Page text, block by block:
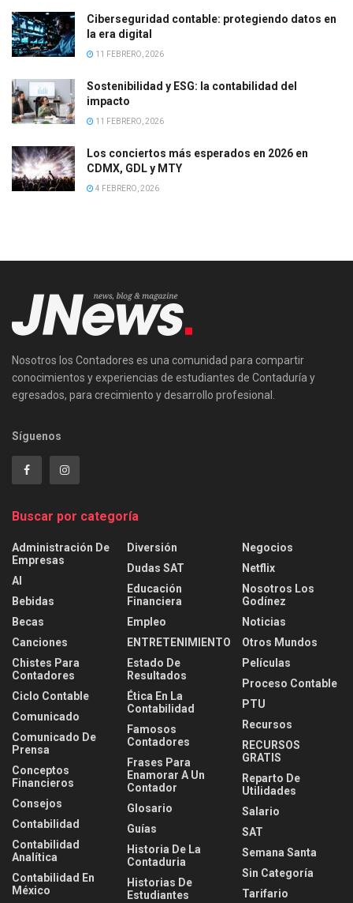
Ciberseguridad contable: protegiendo datos en
la era digital
11 FEBRERO, 2026
Sostenibilidad y ESG: la contabilidad del
impacto
11 FEBRERO, 2026
Los conciertos más esperados en 2026 en
CDMX, GDL y MTY
4 FEBRERO, 2026
Nosotros los Contadores es una comunidad para compartir
conocimientos y experiencias de estudiantes de Contaduría y
egresados, para crecimiento y desarrollo profesional.
Síguenos
Buscar por categoría
Administración De
Empresas
AI
Bebidas
Becas
Canciones
Chistes Para
Contadores
Ciclo Contable
Comunicado
Comunicado De
Prensa
Conceptos
Financieros
Consejos
Contabilidad
Contabilidad
Analítica
Contabilidad En
México
Diversión
Dudas SAT
Educación
Financiera
Empleo
ENTRETENIMIENTO
Estado De
Resultados
Ética En La
Contabilidad
Famosos
Contadores
Frases Para
Enamorar A Un
Contador
Glosario
Guías
Historia De La
Contaduria
Historias De
Estudiantes
Negocios
Netflix
Nosotros Los
Godínez
Noticias
Otros Mundos
Películas
Proceso Contable
PTU
Recursos
RECURSOS
GRATIS
Reparto De
Utilidades
Salario
SAT
Semana Santa
Sin Categoría
Tarifario